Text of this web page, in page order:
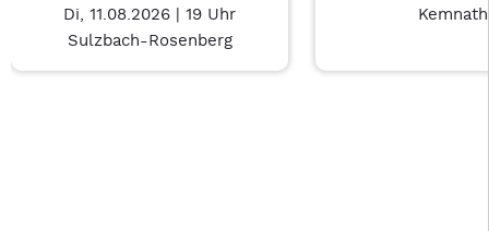
Di, 11.08.2026 | 19 Uhr
Sulzbach-Rosenberg
Kemnath